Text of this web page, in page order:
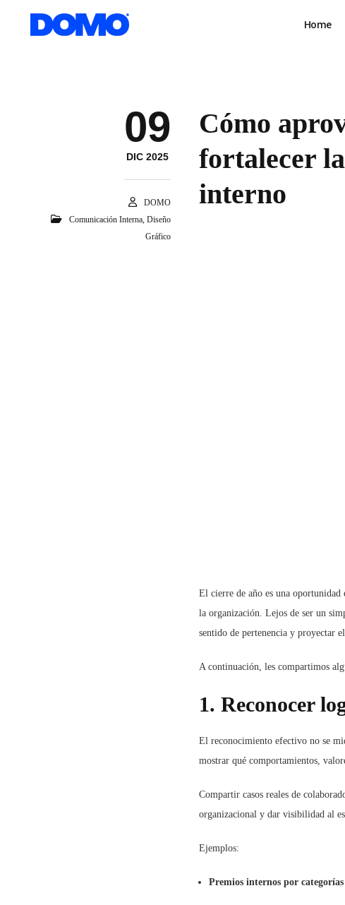
Home
09
DIC 2025
DOMO
Comunicación Interna, Diseño
Gráfico
Cómo
fortalecer
interno
El cierre de año es una oportunidad
la organización. Lejos de ser un
sentido de pertenencia y proyectar
A continuación, les compartimos
1. Reconocer
El reconocimiento efectivo no se
mostrar qué comportamientos,
Compartir casos reales de
organizacional y dar visibilidad al
Ejemplos:
Premios internos por